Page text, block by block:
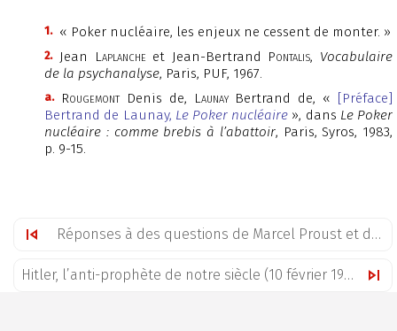
1. « Poker nucléaire, les enjeux ne cessent de monter. »
2. Jean Laplanche et Jean-Bertrand Pontalis, Vocabulaire
de la psychanalyse, Paris, PUF, 1967.
a. RougemontDenis de, LaunayBertrand de, «
[Préface]
Bertrand de Launay, Le Poker nucléaire », dans Le Poker
nucléaire : comme brebis à l’abattoir, Paris, Syros, 1983,
p. 9-15.
Réponses à des questions de Marcel Proust et de Michel Moret (1983)
Hitler, l’anti-prophète de notre siècle (10 février 1983)